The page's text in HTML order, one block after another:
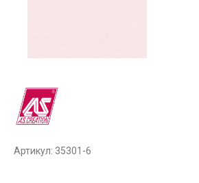
Артикул: 35301-6